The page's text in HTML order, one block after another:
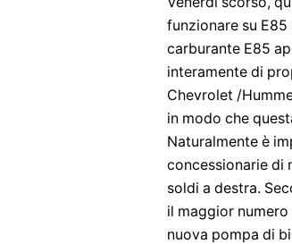
funzionare su
carburante E85
interamente di
Chevrolet /
in modo che
Naturalmente è
concessionarie di
soldi a destra.
il maggior
nuova pompa di